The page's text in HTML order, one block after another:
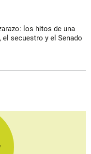
los hitos de una
el secuestro y el Senado